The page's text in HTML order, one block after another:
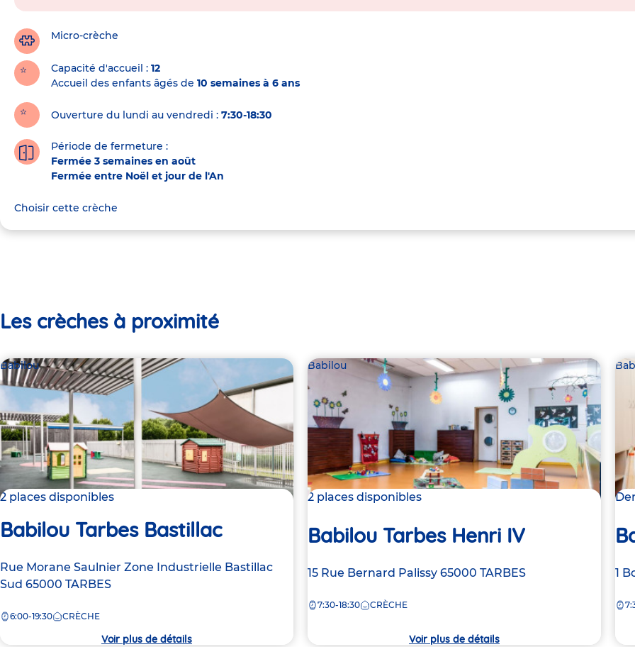
crècheMicro-crèche
Capacité d'accueil
12
Accueil des enfants âgés de 10 semaines à 6 ans
Ouverture du lundi au vendredi : 7:30-18:30
Période de fermeture :
Fermée 3 semaines en août
Fermée entre Noël et jour de l'An
Choisir cette crèche
Les crèches à proximité
Babilou
2 places disponibles
Babilou Tarbes Bastillac
Adresse
de
crèche
Rue Morane Saulnier Zone Industrielle Bastillac
Sud 65000 TARBES
6:00-19:30 CRÈCHE
Voir plus de détails
Babilou
2 places disponibles
Babilou Tarbes Henri IV
Adresse
la
15 Rue Bernard Palissy 65000 TARBES
7:30-18:30 CRÈCHE
Voir plus de détails
la
1